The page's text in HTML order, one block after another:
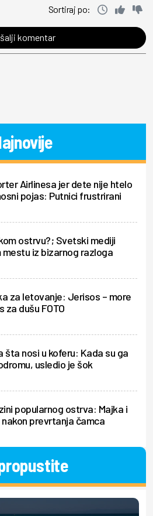
Sortiraj po:
komentar
Airlinesa jer dete nije htelo
pojas: Putnici frustrirani
ostrvu?; Svetski mediji
mestu iz bizarnog razloga
za letovanje: Jerisos – more
za dušu FOTO
šta nosi u koferu: Kada su ga
usledio je šok
popularnog ostrva: Majka i
prevrtanja čamca